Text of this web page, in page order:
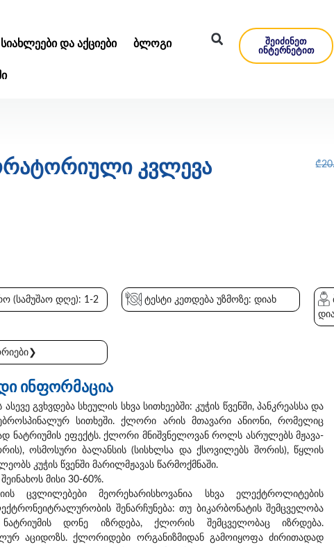
ᲡᲘᲐᲮᲚᲔᲔᲑᲘ ᲓᲐ ᲐᲥᲪᲘᲔᲑᲘ ᲑᲚᲝᲒᲘ
ᲨᲔᲘᲫᲘᲜᲔᲗ
ᲘᲜᲢᲔᲠᲜᲔᲢᲘᲗ
კვლევა ₾
(სამუშაო დღე): 1-2 ტესტი კეთდება უზმოზე: დიახ
ინფორმაცია
გვხვდება სხეულის სხვა სითხეებში: კუჭის წვენში, პანკრეასსა და
სითხეში. ქლორი არის მთავარი ანიონი, რომელიც
ნატრიუმის ეფექტს. ქლორი მნიშვნელოვან როლს ასრულებს მჟავა-
ოსმოსური ბალანსის (სისხლსა და ქსოვილებს შორის), წყლის
კუჭის წვენში მარილმჟავას წარმოქმნაში.
მისი 30-60%.
ცვლილებები მეორეხარისხოვანია სხვა ელექტროლიტების
შენარჩუნება: თუ ბიკარბონატის შემცველობა
დონე იზრდება, ქლორის შემცველობაც იზრდება.
აციდოზს. ქლორიდები ორგანიზმიდან გამოიყოფა ძირითადად